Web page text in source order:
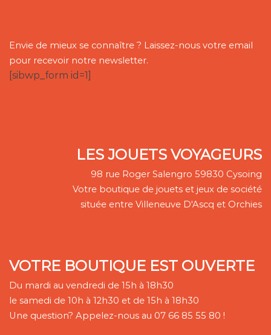
Envie de mieux se connaître ? Laissez-nous votre email
pour recevoir notre newsletter.
[sibwp_form id=1]
LES JOUETS VOYAGEURS
98 rue Roger Salengro 59830 Cysoing
Votre boutique de jouets et jeux de société
située entre Villeneuve D'Ascq et Orchies
VOTRE BOUTIQUE EST OUVERTE
Du mardi au vendredi de 15h à 18h30
le samedi de 10h à 12h30 et de 15h à 18h30
Une question? Appelez-nous au 07 66 85 55 80 !